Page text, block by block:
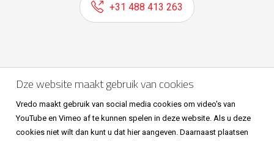
+31 488 413 263
Volg ons ook op
Dze website maakt gebruik van cookies
Vredo maakt gebruik van social media cookies om video's van
YouTube en Vimeo af te kunnen spelen in deze website. Als u deze
cookies niet wilt dan kunt u dat hier aangeven. Daarnaast plaatsen